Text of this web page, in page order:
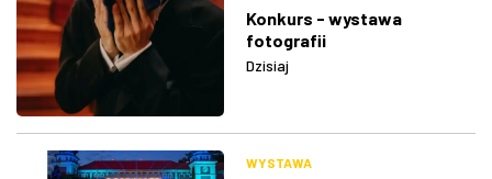
Konkurs - wystawa
fotografii
Dzisiaj
WYSTAWA